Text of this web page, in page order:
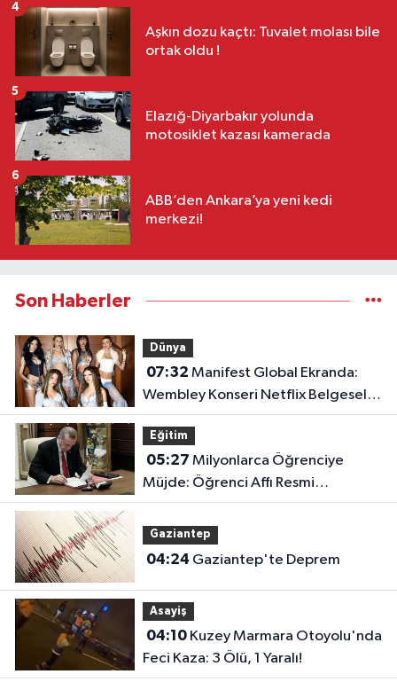
Aşkın dozu kaçtı: Tuvalet molası bile
ortak oldu !
4
Elazığ-Diyarbakır yolunda
motosiklet kazası kamerada
5
ABB’den Ankara’ya yeni kedi
merkezi!
6
Son Haberler
Dünya
07:32
Wembley Konseri Netflix Belgeseli
Oluyor!
Eğitim
05:27
Müjde: Öğrenci Affı Resmi
Gazete'de Yayımlandı!
Gaziantep
04:24 Gaziantep'te Deprem
Asayiş
04:10Kuzey Marmara Otoyolu'nda
Feci Kaza: 3 Ölü, 1 Yaralı!